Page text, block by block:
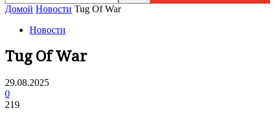
Домой Новости Tug Of War
Новости
Tug Of War
29.08.2025
0
219